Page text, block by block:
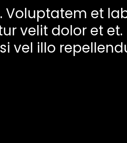
Voluptatem et
velit dolor et et.
vel illo